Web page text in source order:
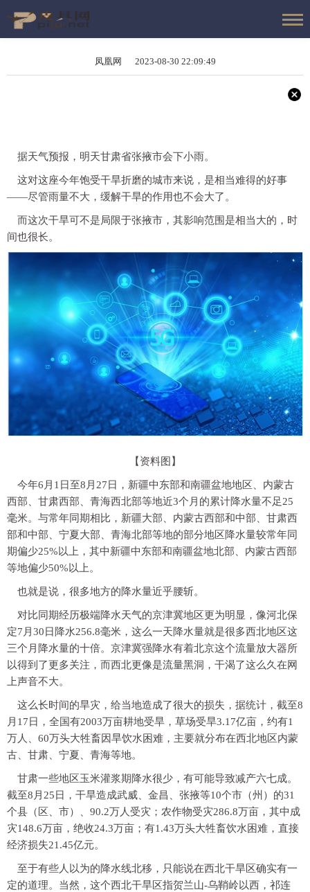
凤凰网 2023-08-30 22:09:49
据天气预报，明天甘肃省张掖市会下小雨。
这对这座今年饱受干旱折磨的城市来说，是相当难得的好事
——尽管雨量不大，缓解干旱的作用也不会大了。
而这次干旱可不是局限于张掖市，其影响范围是相当大的，时
间也很长。
【资料图】
今年6月1日至8月27日，新疆中东部和南疆盆地地区、内蒙古
西部、甘肃西部、青海西北部等地近3个月的累计降水量不足25
毫米。与常年同期相比，新疆大部、内蒙古西部和中部、甘肃西
部和中部、宁夏大部、青海北部等地的部分地区降水量较常年同
期偏少25%以上，其中新疆中东部和南疆盆地北部、内蒙古西部
等地偏少50%以上。
也就是说，很多地方的降水量近乎腰斩。
对比同期经历极端降水天气的京津冀地区更为明显，像河北保
定7月30日降水256.8毫米，这么一天降水量就是很多西北地区这
三个月降水量的十倍。京津冀强降水有着北京这个流量放大器所
以得到了更多关注， 而西北更像是流量黑洞，干渴了这么久在网
上声音不大。
这么长时间的旱灾，给当地造成了很大的损失，据统计，截至8
月17日，全国有2003万亩耕地受旱，草场受旱3.17亿亩，约有1
万人、60万头大牲畜因旱饮水困难，主要就分布在西北地区内蒙
古、甘肃、宁夏、青海等地。
甘肃一些地区玉米灌浆期降水很少，有可能导致减产六七成。
截至8月25日，干旱造成武威、金昌、张掖等10个市（州）的31
个县（区、市）、90.2万人受灾； 农作物受灾286.8万亩，其中成
灾148.6万亩，绝收24.3万亩 ；有1.43万头大牲畜饮水困难，直接
经济损失21.45亿元。
至于有些人以为的降水线北移，只能说在西北干旱区确实有一
定的道理。当然，这个西北干旱区指贺兰山-乌鞘岭以西，祁连